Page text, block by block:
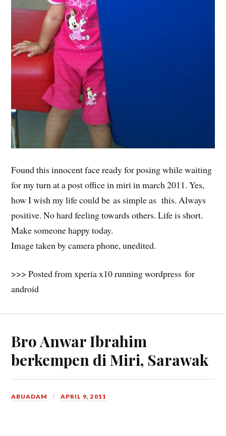
Found this innocent face ready for posing while waiting
for my turn at a post office in miri in march 2011. Yes,
how I wish my life could be as simple as this. Always
positive. No hard feeling towards others. Life is short.
Make someone happy today.
Image taken by camera phone, unedited.
>>> Posted from xperia x10 running wordpress for
android
Bro Anwar Ibrahim
berkempen di Miri, Sarawak
ABUADAM APRIL 9, 2011